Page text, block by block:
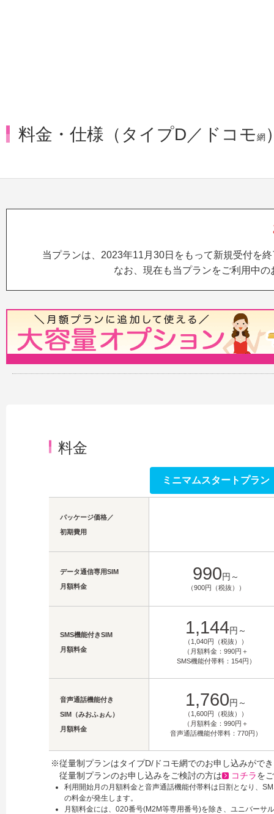
料金・仕様（タイプD／ドコモ網
当プランは、2023年11月30日をもって新規受付を
なお、現在も当プランをご利用中
料金
ミニマムスタートプラン
パッケージ価格／
初期費用
データ通信専用SIM
月額料金
990円～
（900円（税抜））
SMS機能付きSIM
月額料金
1,144円～
（1,040円（税抜））
（月額料金：990円＋
SMS機能付帯料：154円）
音声通話機能付き
SIM（みおふぉん）
月額料金
1,760円～
（1,600円（税抜））
（月額料金：990円＋
音声通話機能付帯料：770円）
※従量制プランはタイプD/ドコモ網でのお申し込みがで
従量制プランのお申し込みをご検討の方は
コチラを
利用開始月の月額料金と音声通話機能付帯料は日割となり、
の料金が発生します。
月額料金には、020番号(M2M等専用番号)を除き、ユニバーサ